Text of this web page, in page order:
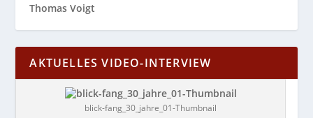
Thomas Voigt
AKTUELLES VIDEO-INTERVIEW
blick-fang_30_jahre_01-Thumbnail